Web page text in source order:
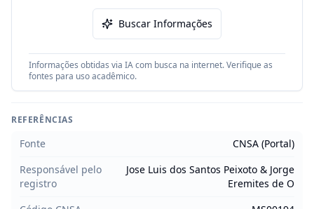
Buscar Informações
Informações obtidas via IA com busca na internet. Verifique as
fontes para uso acadêmico.
REFERÊNCIAS
Fonte
CNSA (Portal)
Responsável pelo
registro
Jose Luis dos Santos Peixoto & Jorge
Eremites de O